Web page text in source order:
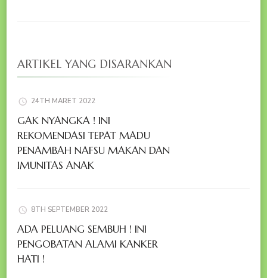
ARTIKEL YANG DISARANKAN
24TH MARET 2022
GAK NYANGKA ! INI
REKOMENDASI TEPAT MADU
PENAMBAH NAFSU MAKAN DAN
IMUNITAS ANAK
8TH SEPTEMBER 2022
ADA PELUANG SEMBUH ! INI
PENGOBATAN ALAMI KANKER
HATI !